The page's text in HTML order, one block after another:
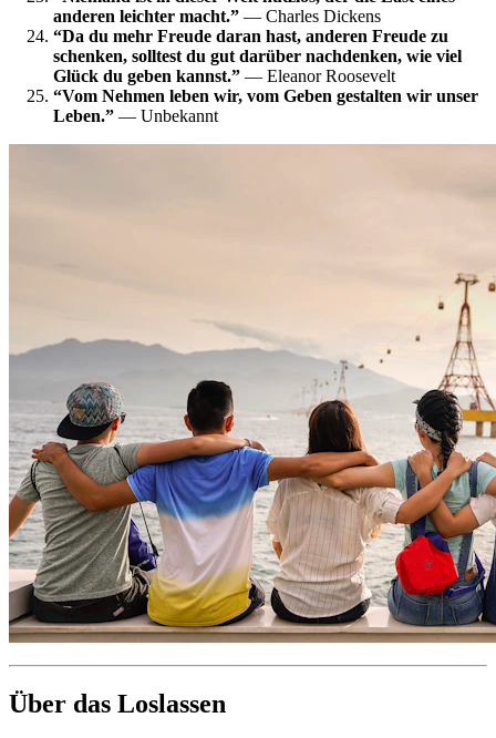
anderen leichter macht.” — Charles Dickens
“Da du mehr Freude daran hast, anderen Freude zu
schenken, solltest du gut darüber nachdenken, wie viel
Glück du geben kannst.” — Eleanor Roosevelt
“Vom Nehmen leben wir, vom Geben gestalten wir unser
Leben.” — Unbekannt
Über das Loslassen